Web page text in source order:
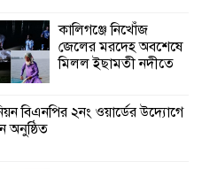
অনুষ্ঠিত
সহনশীল জনগোষ্ঠী গঠনে
কালিগঞ্জে নিখোঁজ
জেলের মরদেহ অবশেষে
মিলল ইছামতী নদীতে
বিএনপির ২নং ওয়ার্ডের উদ্যোগে
অনুষ্ঠিত